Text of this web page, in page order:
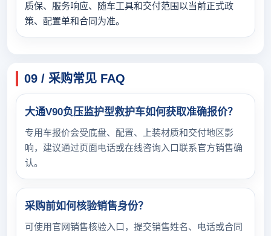
质保、服务响应、随车工具和交付范围以当前正式政
策、配置单和合同为准。
09 / 采购常见 FAQ
大通V90负压监护型救护车如何获取准确报价？
专用车报价会受底盘、配置、上装材质和交付地区影
响，建议通过页面电话或在线咨询入口联系官方销售确
认。
采购前如何核验销售身份？
可使用官网销售核验入口，提交销售姓名、电话或合同